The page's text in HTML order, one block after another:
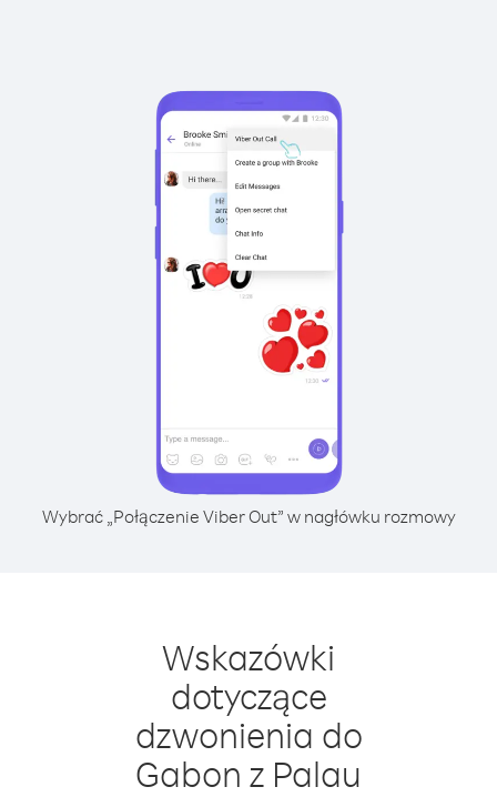
Wybrać „Połączenie Viber Out” w nagłówku rozmowy
Wskazówki
dotyczące
dzwonienia do
Gabon z Palau